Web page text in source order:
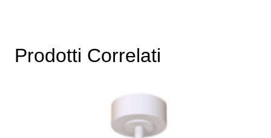
Prodotti Correlati